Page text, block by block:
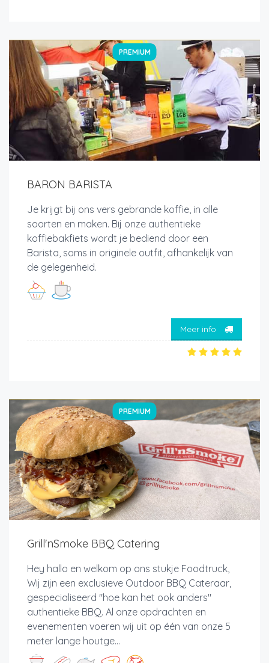
PREMIUM
BARON BARISTA
Je krijgt bij ons vers gebrande koffie, in alle
soorten en maken. Bij onze authentieke
koffiebakfiets wordt je bediend door een
Barista, soms in originele outfit, afhankelijk van
de gelegenheid.
Meer info
PREMIUM
Grill'nSmoke BBQ Catering
Hey hallo en welkom op ons stukje Foodtruck,
Wij zijn een exclusieve Outdoor BBQ Cateraar,
gespecialiseerd "hoe kan het ook anders"
authentieke BBQ. Al onze opdrachten en
evenementen voeren wij uit op één van onze 5
meter lange houtge...